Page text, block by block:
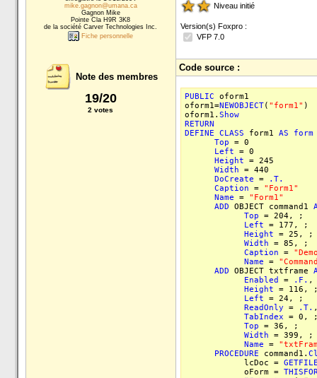
mike.gagnon@umana.ca
Gagnon Mike
Pointe Cla H9R 3K8
de la société Carver Technologies Inc.
Fiche personnelle
Note des membres
19/20
2 votes
Niveau initié
Version(s) Foxpro :
VFP 7.0
Code source :
PUBLIC oform1
oform1=NEWOBJECT( "form1" )
oform1. Show
RETURN
DEFINE
CLASS form1 AS
form
Top = 0
Left = 0
Height = 245
Width = 440
DoCreate =
.T.
Caption =
"Form1"
Name =
"Form1"
ADD OBJECT command1
Top = 204, ;
Left = 177, ;
Height = 25, ;
Width = 85, ;
Caption =
Name =
ADD OBJECT txtframe
Enabled
= .F. ,
Height = 116,
Left = 24, ;
ReadOnly = .T.
TabIndex = 0,
Top = 36, ;
Width = 399, ;
Name =
PROCEDURE command1.
lcDoc =
oForm =